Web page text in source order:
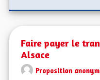
Faire payer le
Alsace
Proposition